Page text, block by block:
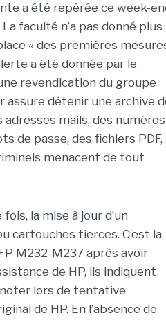
a été repérée ce week-
faculté n’a pas donné plus
« des premières
a été donnée par le
revendication du groupe
assure détenir une archive
mails, des numéros
de passe, des fichiers PDF,
menacent de tout
fois, la mise à jour d’un
cartouches tierces. C’est la
M232-M237 après avoir
de HP, ils indiquent
lors de tentative
de HP. En l’absence de